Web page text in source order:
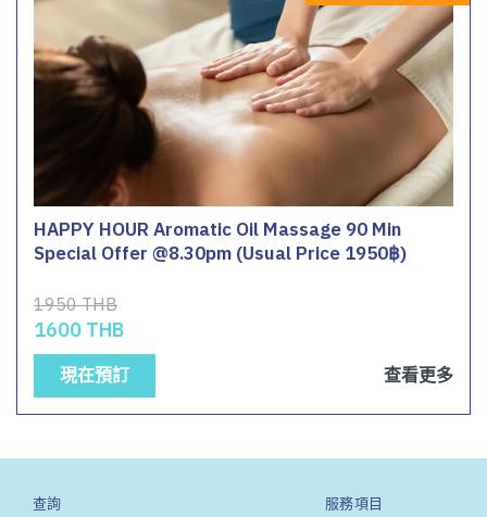
HAPPY HOUR Aromatic Oil Massage 90 Min
Special Offer @8.30pm (Usual Price 1950฿)
1950 THB
1600 THB
現在預訂 查看更多
查詢 服務項目